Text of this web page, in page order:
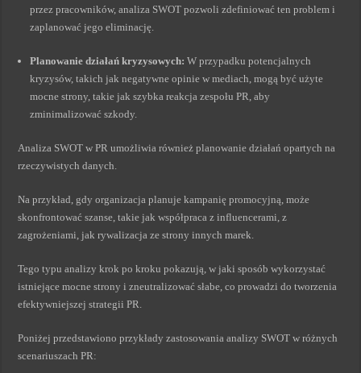
przez pracowników, analiza SWOT pozwoli zdefiniować ten problem i
zaplanować jego eliminację.
Planowanie działań kryzysowych: W przypadku potencjalnych
kryzysów, takich jak negatywne opinie w mediach, mogą być użyte
mocne strony, takie jak szybka reakcja zespołu PR, aby
zminimalizować szkody.
Analiza SWOT w PR umożliwia również planowanie działań opartych na
rzeczywistych danych.
Na przykład, gdy organizacja planuje kampanię promocyjną, może
skonfrontować szanse, takie jak współpraca z influencerami, z
zagrożeniami, jak rywalizacja ze strony innych marek.
Tego typu analizy krok po kroku pokazują, w jaki sposób wykorzystać
istniejące mocne strony i zneutralizować słabe, co prowadzi do tworzenia
efektywniejszej strategii PR.
Poniżej przedstawiono przykłady zastosowania analizy SWOT w różnych
scenariuszach PR: